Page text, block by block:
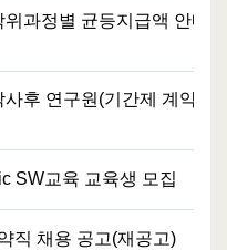
과정별 균등지급액 안내
후 연구원(기간제 계약
SW교육 교육생 모집
직 채용 공고(재공고)